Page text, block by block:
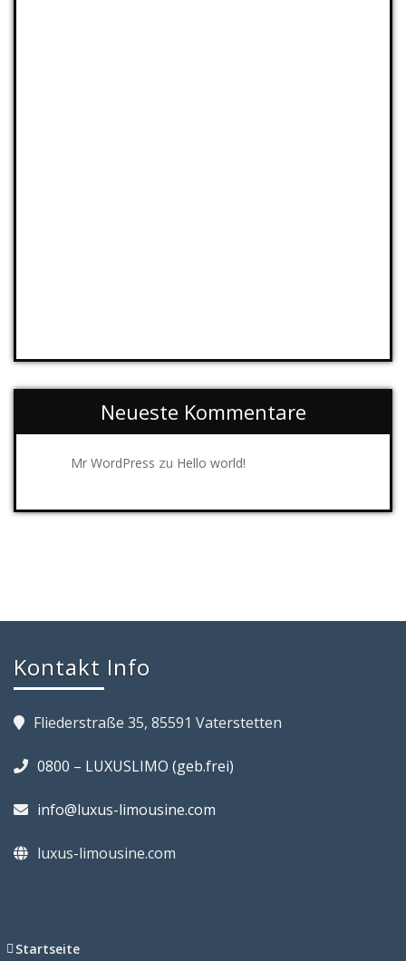
Neueste Kommentare
Mr WordPress zu Hello world!
Kontakt Info
Fliederstraße 35, 85591 Vaterstetten
0800 – LUXUSLIMO (geb.frei)
info@luxus-limousine.com
luxus-limousine.com
Startseite